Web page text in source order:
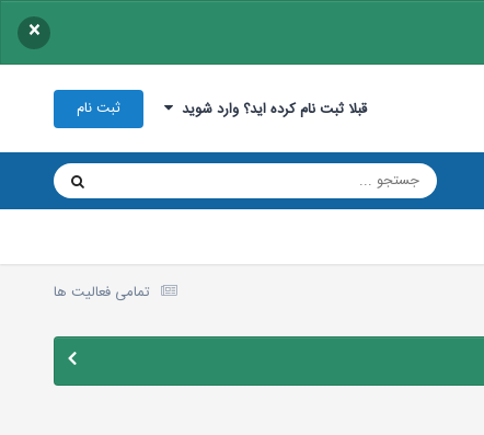
×
قبلا ثبت نام کرده اید؟ وارد شوید ثبت نام
تمامی فعالیت ها